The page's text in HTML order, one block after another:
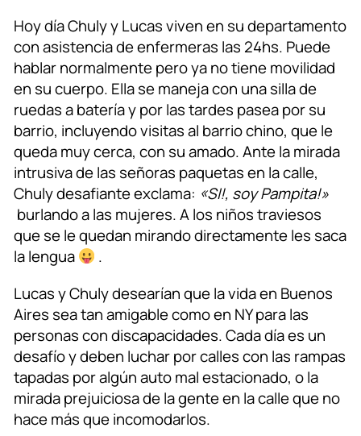
Hoy día Chuly y Lucas viven en su departamento
con asistencia de enfermeras las 24hs. Puede
hablar normalmente pero ya no tiene movilidad
en su cuerpo. Ella se maneja con una silla de
ruedas a batería y por las tardes pasea por su
barrio, incluyendo visitas al barrio chino, que le
queda muy cerca, con su amado. Ante la mirada
intrusiva de las señoras paquetas en la calle,
Chuly desafiante exclama: «SI!, soy Pampita!»
burlando a las mujeres. A los niños traviesos
que se le quedan mirando directamente les saca
la lengua
.
Lucas y Chuly desearían que la vida en Buenos
Aires sea tan amigable como en NY para las
personas con discapacidades. Cada día es un
desafío y deben luchar por calles con las rampas
tapadas por algún auto mal estacionado, o la
mirada prejuiciosa de la gente en la calle que no
hace más que incomodarlos.